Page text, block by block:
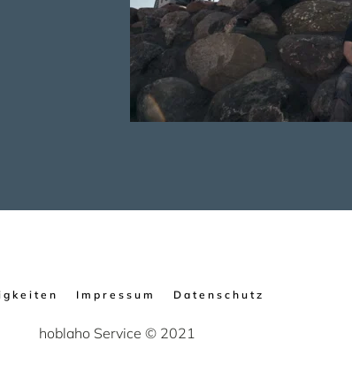
Impressum Datenschutz
hoblaho Service © 2021